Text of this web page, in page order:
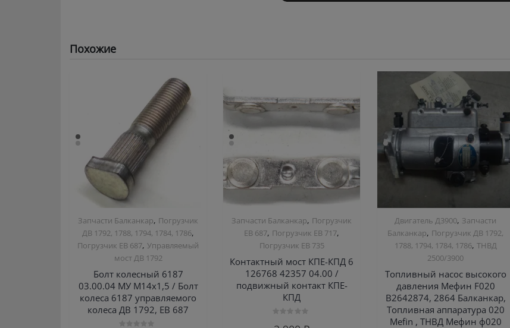
Похожие
Запчасти Балканкар, Погрузчик
ДВ 1792, 1788, 1794, 1784, 1786,
Погрузчик ЕВ 687, Управляемый
мост ДВ 1792
Болт колесный 6187
03.00.04 МУ М14х1,5 / Болт
колеса 6187 управляемого
колеса ДВ 1792, ЕВ 687
Запчасти Балканкар, Погрузчик
ЕВ 687, Погрузчик ЕВ 717,
Погрузчик ЕВ 735
Контактный мост КПЕ-КПД 6
126768 42357 04.00 /
подвижный контакт КПЕ-
КПД
Двигатель Д3900, Запчасти
Балканкар, Погрузчик ДВ 1792,
1788, 1794, 1784, 1786, ТНВД
2500/3900
Топливный насос высокого
давления Мефин F020
B2642874, 2864 Балканкар,
Топливная аппаратура 020
Mefin , ТНВД Мефин ф020